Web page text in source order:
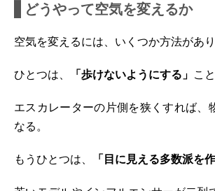
どうやって空気を変えるか
空気を変えるには、いくつか方法があり
ひとつは、 「歩けないようにする」 こと
エスカレーターの片側を狭くすれば、
なる。
もうひとつは、 「目に見える多数派を作